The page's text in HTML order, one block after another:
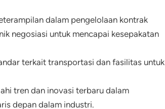
dalam pengelolaan kontrak
negosiasi untuk mencapai kesepakatan
terkait transportasi dan fasilitas untuk
tren dan inovasi terbaru dalam
depan dalam industri.